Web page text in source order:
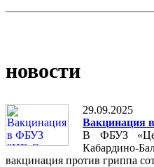
новости
29.09.2025
В ФБУЗ
Кабардино-
вакцинация против гриппа